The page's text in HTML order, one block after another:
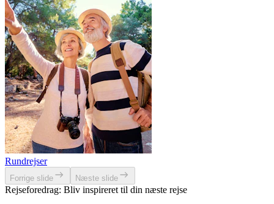
Rundrejser
Forrige slide Næste slide
Rejseforedrag: Bliv inspireret til din næste rejse